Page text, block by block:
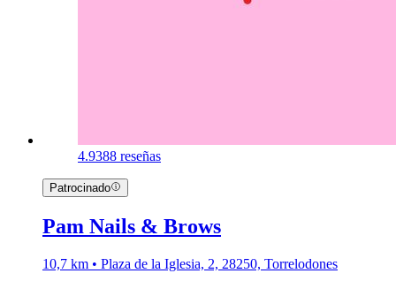
4.9388 reseñas
Patrocinado
Pam Nails & Brows
10,7 km • Plaza de la Iglesia, 2, 28250, Torrelodones